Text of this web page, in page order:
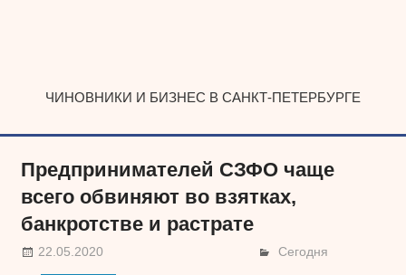
ЧИНОВНИКИ И БИЗНЕС В САНКТ-ПЕТЕРБУРГЕ
Предпринимателей СЗФО чаще
всего обвиняют во взятках,
банкротстве и растрате
22.05.2020 Сегодня